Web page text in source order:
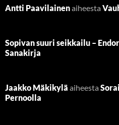
Antti Paavilainenaiheesta
Sopivan suuri seikkailu –
Sanakirja
Jaakko Mäkikylä aiheesta
Pernoolla